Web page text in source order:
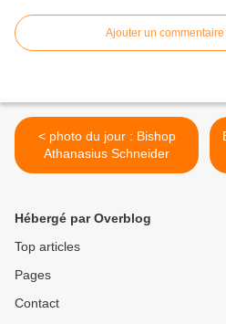
Ajouter un commentaire
< photo du jour : Bishop
Athanasius Schneider
Hébergé par Overblog
Top articles
Pages
Contact